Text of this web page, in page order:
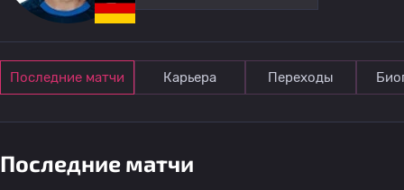
Последние матчи Карьера Переходы
Последние матчи